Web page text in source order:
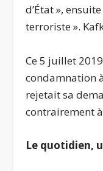
d’État »,
terroriste ».
Ce 5 juillet
condamnation
rejetait sa
contrairement
Le quotidien,